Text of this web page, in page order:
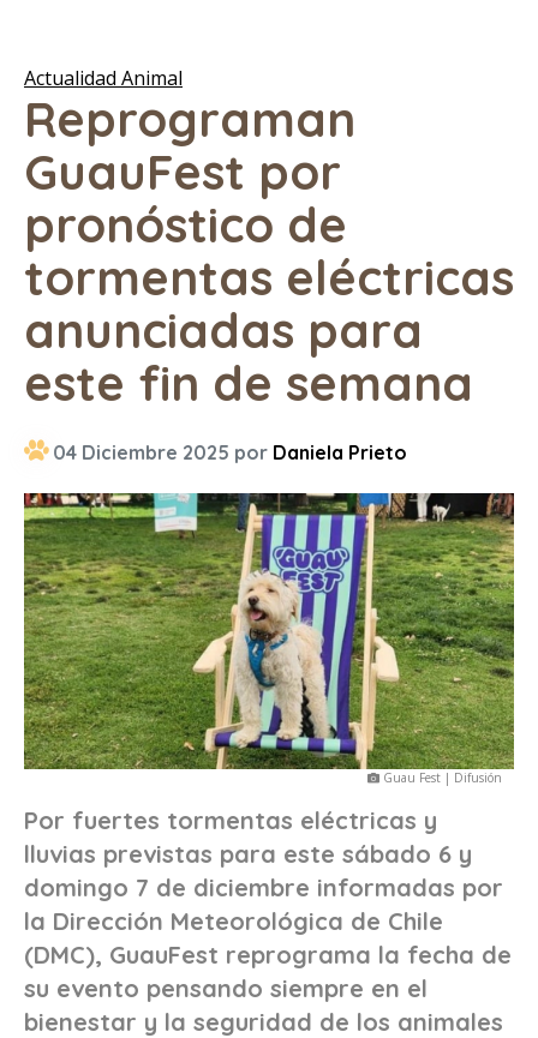
Actualidad Animal
Reprograman
GuauFest por
pronóstico de
tormentas eléctricas
anunciadas para
este fin de semana
04 Diciembre 2025 por Daniela Prieto
Guau Fest | Difusión
Por fuertes tormentas eléctricas y
lluvias previstas para este sábado 6 y
domingo 7 de diciembre informadas por
la Dirección Meteorológica de Chile
(DMC), GuauFest reprograma la fecha de
su evento pensando siempre en el
bienestar y la seguridad de los animales